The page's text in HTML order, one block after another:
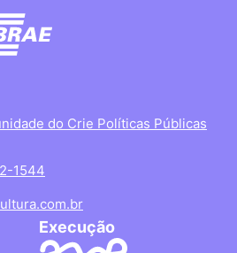
do Crie Políticas Públicas
1544
Execução